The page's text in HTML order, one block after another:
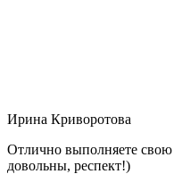
Ирина Криворотова
Отлично выполняете свою
довольны, респект!)